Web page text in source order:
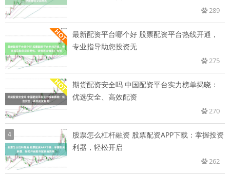
289
最新配资平台哪个好 股票配资平台热线开通，
专业指导助您投资无
275
期货配资安全吗 中国配资平台实力榜单揭晓：
优选安全、高效配资
270
4
股票怎么杠杆融资 股票配资APP下载：掌握投资
利器，轻松开启
262